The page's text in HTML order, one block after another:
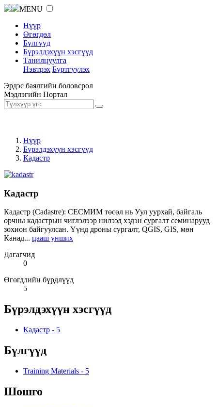
MENU
Нүүр
Өгөгдөл
Бүлгүүд
Бүрэлдэхүүн хэсгүүд
Танилцуулга
Нэвтрэх Бүртгүүлэх
Эрдэс баялгийн боловсрол
Мэдлэгийн Портал
Нүүр
Бүрэлдэхүүн хэсгүүд
Кадастр
Кадастр
Кадастр (Cadastre): СЕСМИМ төсөл нь Уул уурхай, байгаль
орчны кадастрын чиглэлээр нилээд хэдэн сургалт семинарууд
зохион байгуулсан. Үүнд дроны сургалт, QGIS, GIS, мөн
Канад... цааш унших
Дагагчид
0
Өгөгдлийн бүрдлүүд
5
Бүрэлдэхүүн хэсгүүд
Кадастр - 5
Бүлгүүд
Training Materials - 5
Шошго